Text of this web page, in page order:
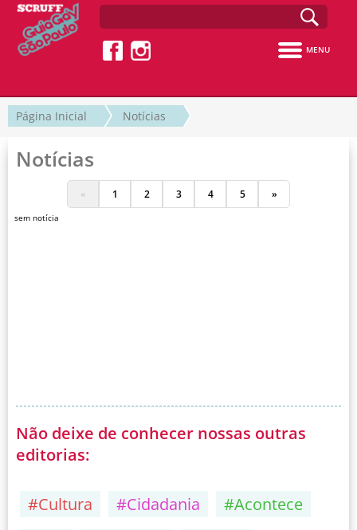
MENU
Página Inicial Notícias
Notícias
sem notícia
« 1 2 3 4 5 »
Não deixe de conhecer nossas outras
editorias:
#Cultura #Cidadania
#Acontece